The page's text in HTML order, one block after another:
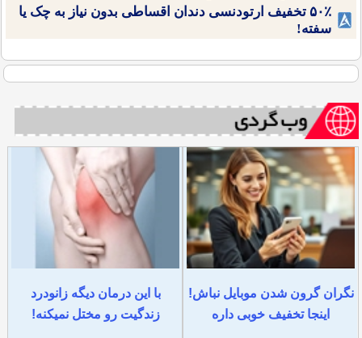
۵۰٪ تخفیف ارتودنسی دندان اقساطی بدون نیاز به چک یا
سفته!
نگران گرون شدن موبایل نباش!
اینجا تخفیف خوبی داره
با این درمان دیگه زانودرد
زندگیت رو مختل نمیکنه!